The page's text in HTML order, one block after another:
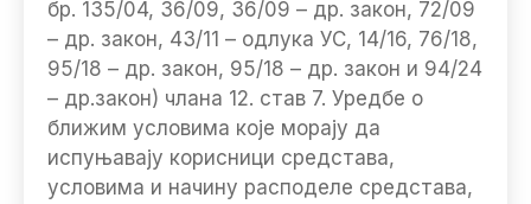
бр. 135/04, 36/09, 36/09 – др. закон, 72/09
– др. закон, 43/11 – oдлука УС, 14/16, 76/18,
95/18 – др. закон, 95/18 – др. закон и 94/24
– др.закон) члана 12. став 7. Уредбе о
ближим условима које морају да
испуњавају корисници средстава,
условима и начину расподеле средстава,